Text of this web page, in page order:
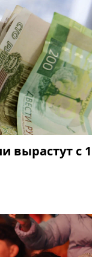
вырастут с 1